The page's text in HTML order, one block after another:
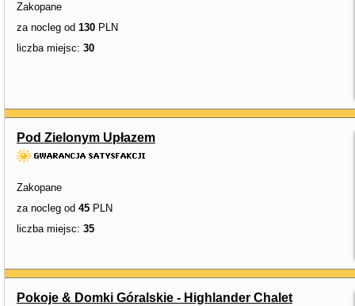
Zakopane
za nocleg od 130 PLN
liczba miejsc: 30
Pod Zielonym Upłazem
Zakopane
za nocleg od 45 PLN
liczba miejsc: 35
Pokoje & Domki Góralskie - Highlander Chalet